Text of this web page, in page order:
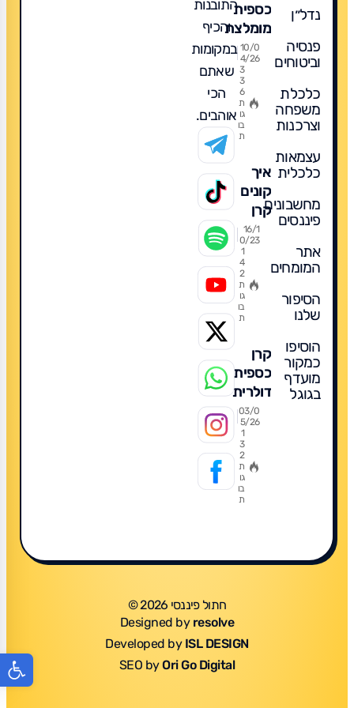
כספית
מומלצת
פופולרית
ומה
לקנות
לשנת
2026
10/0
4/26
3
3
6
ת
גו
בו
ת
איך
קונים
קרן
כספית?
16/1
0/23
1
4
2
ת
גו
בו
ת
קרן
כספית
דולרית
2026:
מדריך
מקיף
להשקעה
חכמה,
השוואה
03/0
5/26
1
3
2
ת
גו
בו
ת
נדל״ן
פנסיה
וביטוחים
כלכלת
משפחה
וצרכנות
עצמאות
כלכלית
מחשבונים
פיננסים
אתר
המומחים
הסיפור
שלנו
הוסיפו
כמקור
מועדף
בגוגל
התובנות
והכיף
במקומות
שאתם
הכי
אוהבים.
חתול פיננסי 2026 ©
Designed by resolve
Developed by ISL DESIGN
SEO byOri Go Digital פתח